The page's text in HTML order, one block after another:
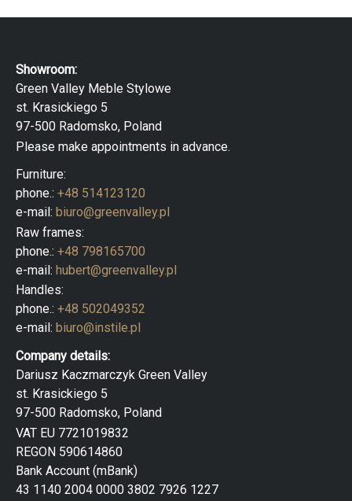
t
a
r
c
h
Showroom:
Green Valley Meble Stylowe
st. Krasickiego 5
97-500 Radomsko, Poland
Please make appointments in advance.
Furniture:
phone.: +48 514123120
e-mail: biuro@greenvalley.pl
Raw frames:
phone.: +48 798165700
e-mail: hubert@greenvalley.pl
Handles:
phone.: +48 502049352
e-mail: biuro@instile.pl
Company details:
Dariusz Kaczmarczyk Green Valley
st. Krasickiego 5
97-500 Radomsko, Poland
VAT EU 7721019832
REGON 590614860
Bank Account (mBank)
43 1140 2004 0000 3802 7926 1227